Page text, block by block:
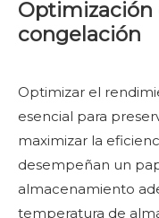
congelación
Optimizar el
esencial para
maximizar la
desempeñan un
almacenamiento
temperatura de